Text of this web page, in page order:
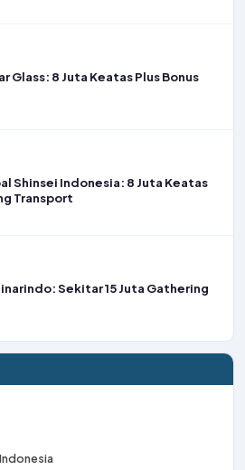
Glass: 8 Juta Keatas Plus Bonus
Shinsei Indonesia: 8 Juta Keatas
Transport
Sekitar 15 Juta Gathering